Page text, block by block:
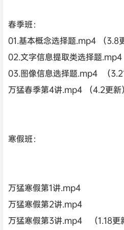
春季班：
01.基本概念选择题.mp4 （3.8
02.文字信息提取类选择题.mp4
03.图像信息选择题.mp4 （3.21
万猛春季第4讲.mp4 （4.2更新）
寒假班：
万猛寒假第1讲.mp4
万猛寒假第2讲.mp4
万猛寒假第3讲.mp4 （1.18更